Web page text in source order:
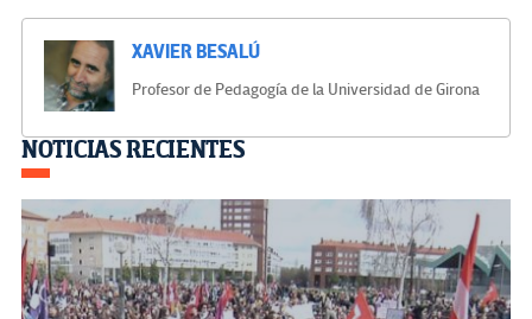
XAVIER BESALÚ
Profesor de Pedagogía de la Universidad de Girona
Navegación
de
entradas
NOTICIAS RECIENTES